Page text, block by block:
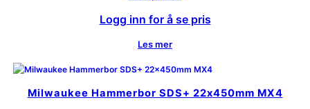
Logg inn for å se pris
Les mer
Milwaukee Hammerbor SDS+ 22x450mm MX4